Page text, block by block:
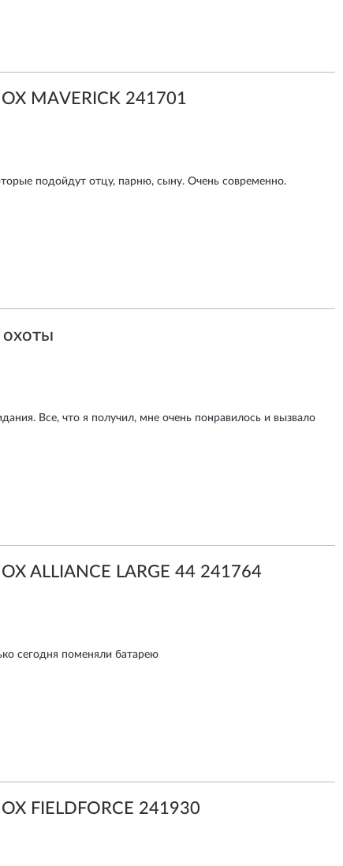
MAVERICK 241701
подойдут отцу, парню, сыну. Очень современно.
Все, что я получил, мне очень понравилось и вызвало
ALLIANCE LARGE 44 241764
сегодня поменяли батарею
FIELDFORCE 241930